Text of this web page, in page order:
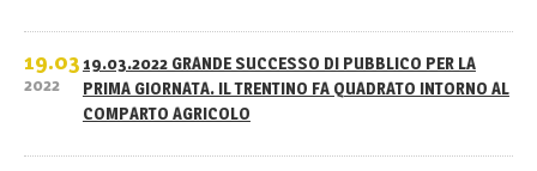
19.03
2022
19.03.2022 GRANDE SUCCESSO DI PUBBLICO PER LA
PRIMA GIORNATA. IL TRENTINO FA QUADRATO INTORNO AL
COMPARTO AGRICOLO